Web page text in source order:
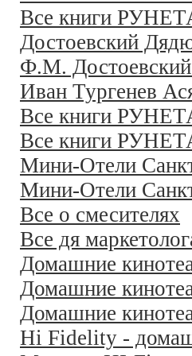
Все книги
Достоевский
Ф.М.
Иван Тургенев
Все книги
Все книги
Мини-Отели
Мини-Отели
Все о смесителях
Все дя
Домашние
Домашние
Домашние
Hi Fidelity -